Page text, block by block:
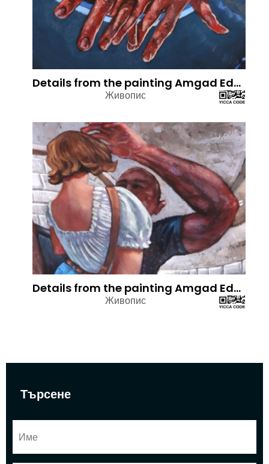
Търсене
Details from the painting Amgad Edward 2022 . Oil colors on Canvas - Two hands intertwined
Живопис
Details from the painting Amgad Edward 2022 . Oil colors on Canvas - This I love and this I want – Nov 2022
Живопис